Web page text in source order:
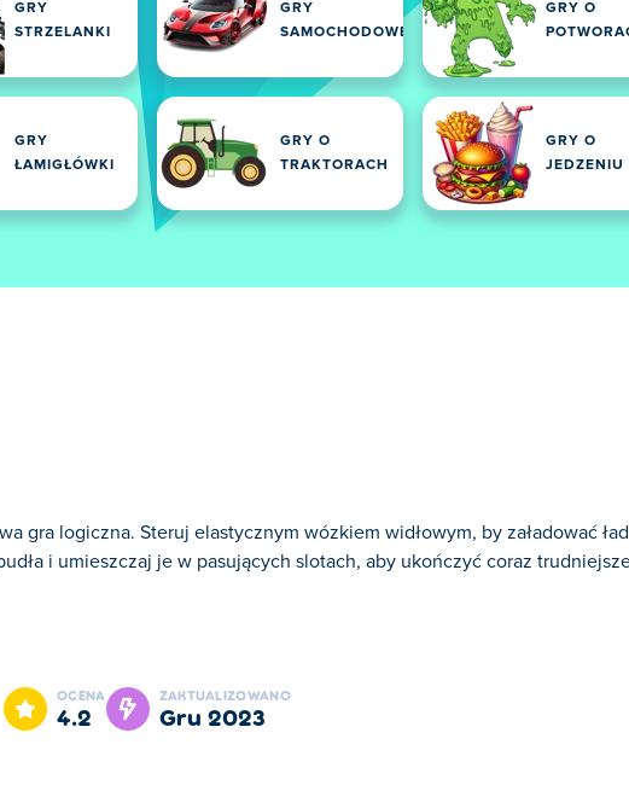
GRY
STRZELANKI
GRY
SAMOCHODOWE
GRY O
GRY
ŁAMIGŁÓWKI
GRY O
TRAKTORACH
GRY O
JEDZENIU
gra logiczna. Steruj elastycznym wózkiem widłowym, by załadować
i umieszczaj je w pasujących slotach, aby ukończyć coraz
ulubionych gier w kategorii: Gry Puzzle.
OCENA
4.2
ZAKTUALIZOWANO
gru 2023